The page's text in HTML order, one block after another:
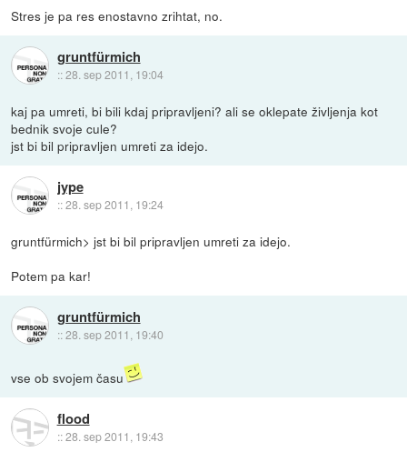
Stres je pa res enostavno zrihtat, no.
gruntfürmich
::28. sep 2011, 19:04
kaj pa umreti, bi bili kdaj pripravljeni? ali se oklepate življenja kot
bednik svoje cule?
jst bi bil pripravljen umreti za idejo.
jype
::28. sep 2011, 19:24
gruntfürmich> jst bi bil pripravljen umreti za idejo.
Potem pa kar!
gruntfürmich
::28. sep 2011, 19:40
vse ob svojem času
flood
::28. sep 2011, 19:43